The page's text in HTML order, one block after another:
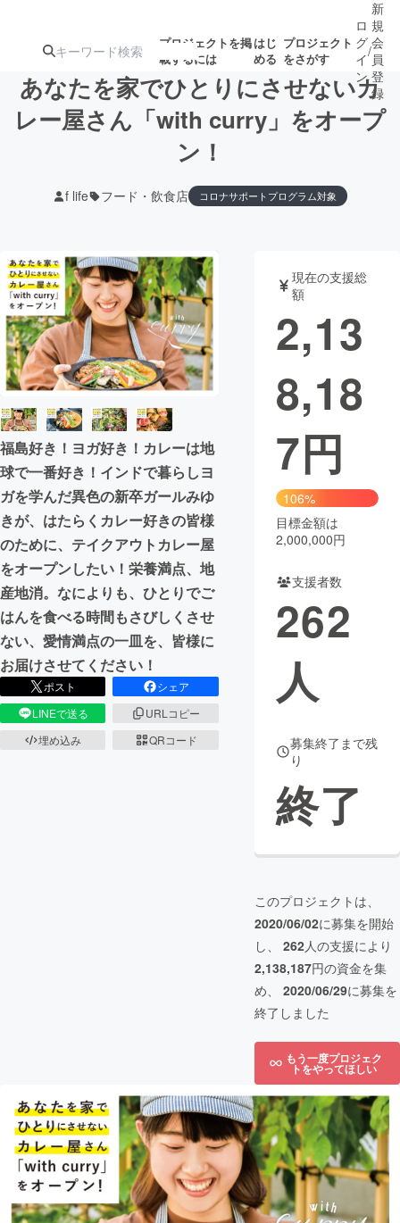
プロジェクトを掲
載するには
はじ
める
プロジェクト
をさがす
注目の新着プロ
テクノロジー・ガジェット ゲーム・サ
映像・映画 書籍・雑誌
ビジネス・起業 チャレンジ
まちづくり・地域活性化
CAMPFIRE for Social Good
CAMPFIRE Creation
CAMPFIREふるさと納税machi-ya コミュニティ
ロ
グ
イ
ン
/
新
規
会
員
登
録
あなたを家でひとりにさせないカ
レー屋さん「with curry」をオープ
ン！
f life フード・飲食店 コロナサポートプログラム対象
福島好き！ヨガ好き！カレーは地
球で一番好き！インドで暮らしヨ
ガを学んだ異色の新卒ガールみゆ
きが、はたらくカレー好きの皆様
のために、テイクアウトカレー屋
をオープンしたい！栄養満点、地
産地消。なによりも、ひとりでご
はんを食べる時間もさびしくさせ
ない、愛情満点の一皿を、皆様に
お届けさせてください！
ポスト
シェア
LINEで送る
URLコピー
埋め込み
QRコード
現在の支援総
額
2,13
8,18
7円
106%
目標金額は
2,000,000円
支援者数
262
人
募集終了まで残
り
終了
このプロジェクトは、
2020/06/02に募集を開始
し、 262人の支援により
2,138,187円の資金を集
め、 2020/06/29に募集を
終了しました
もう一度プロジェク
トをやってほしい